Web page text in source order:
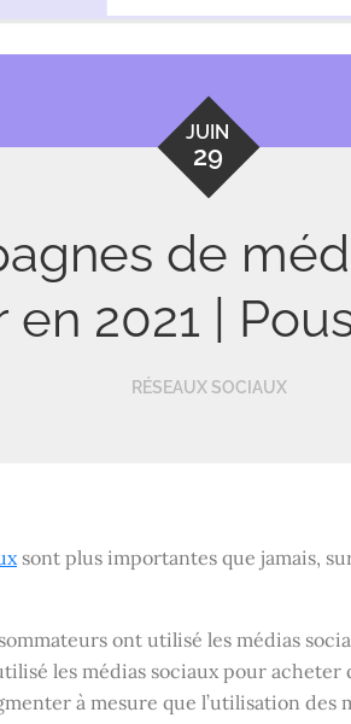
JUIN
29
de
en 2021 |
RÉSEAUX SOCIAUX
sont plus importantes que jamais,
ont utilisé les médias
les médias sociaux pour acheter
à mesure que l’utilisation des